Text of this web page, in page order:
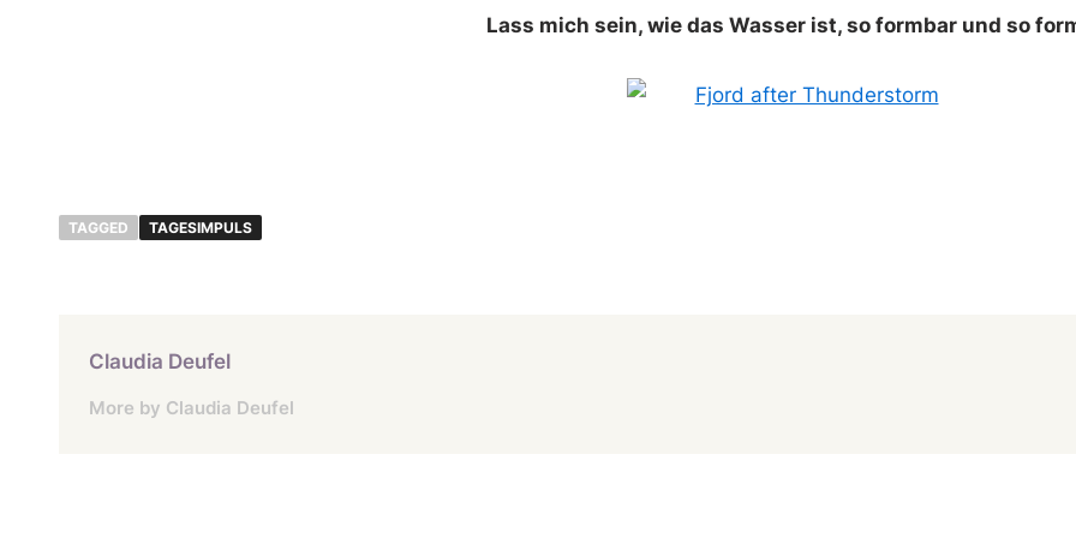
Lass mich sein, wie das Wasser ist, so formbar und so
TAGGED TAGESIMPULS
Claudia Deufel
More by Claudia Deufel